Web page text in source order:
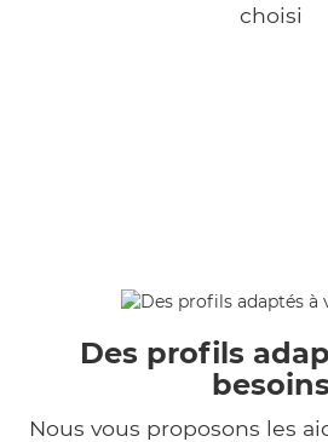
choisi
Des profils
besoins
Nous vous proposons les